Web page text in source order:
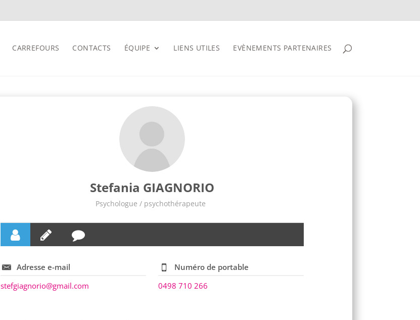
CARREFOURS CONTACTS ÉQUIPE LIENS UTILES EVÈNEMENTS PARTENAIRES
Stefania GIAGNORIO
Psychologue / psychothérapeute
Adresse e-mail
stefgiagnorio@gmail.com
Numéro de portable
0498 710 266